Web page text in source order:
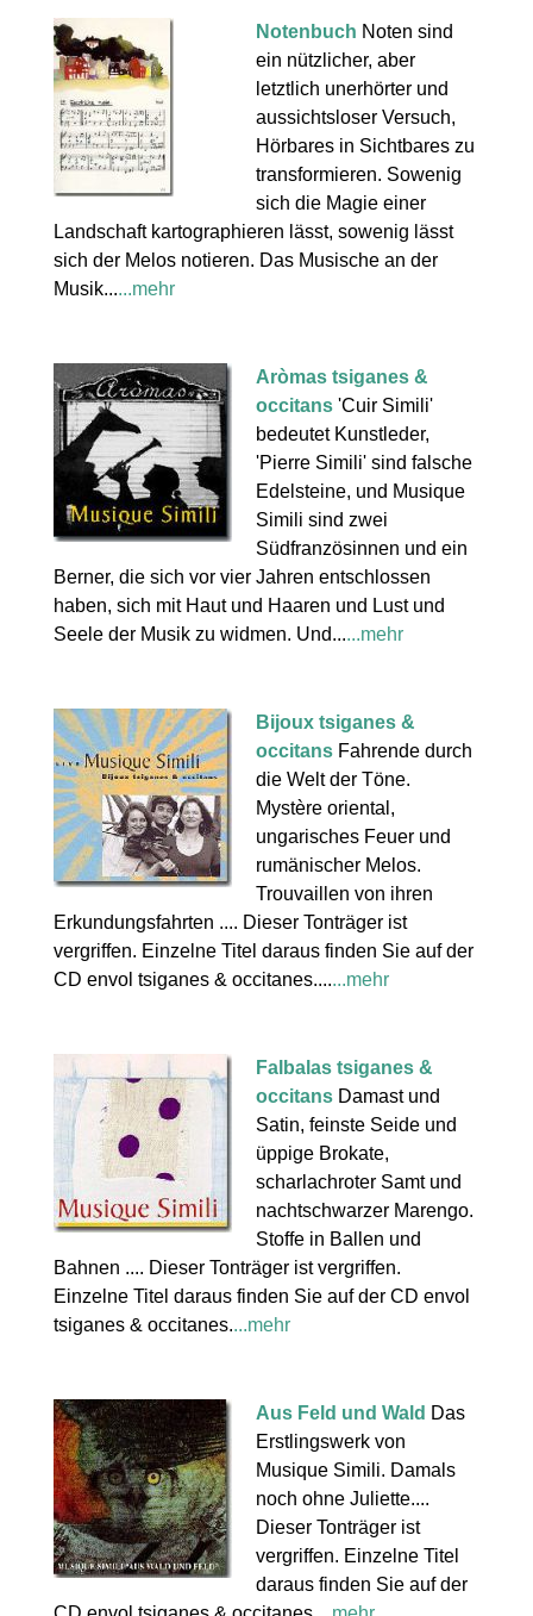
Notenbuch Noten sind
ein nützlicher, aber
letztlich unerhörter und
aussichtsloser Versuch,
Hörbares in Sichtbares zu
transformieren. Sowenig
sich die Magie einer
Landschaft kartographieren lässt, sowenig lässt
sich der Melos notieren. Das Musische an der
Musik......mehr
Aròmas tsiganes &
occitans 'Cuir Simili'
bedeutet Kunstleder,
'Pierre Simili' sind falsche
Edelsteine, und Musique
Simili sind zwei
Südfranzösinnen und ein
Berner, die sich vor vier Jahren entschlossen
haben, sich mit Haut und Haaren und Lust und
Seele der Musik zu widmen. Und......mehr
Bijoux tsiganes &
occitans Fahrende durch
die Welt der Töne.
Mystère oriental,
ungarisches Feuer und
rumänischer Melos.
Trouvaillen von ihren
Erkundungsfahrten .... Dieser Tonträger ist
vergriffen. Einzelne Titel daraus finden Sie auf der
CD envol tsiganes & occitanes.......mehr
Falbalas tsiganes &
occitans Damast und
Satin, feinste Seide und
üppige Brokate,
scharlachroter Samt und
nachtschwarzer Marengo.
Stoffe in Ballen und
Bahnen .... Dieser Tonträger ist vergriffen.
Einzelne Titel daraus finden Sie auf der CD envol
tsiganes & occitanes....mehr
Aus Feld und Wald Das
Erstlingswerk von
Musique Simili. Damals
noch ohne Juliette....
Dieser Tonträger ist
vergriffen. Einzelne Titel
daraus finden Sie auf der